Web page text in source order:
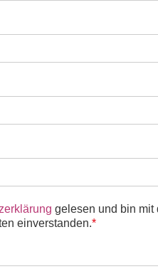
gelesen und bin mit
einverstanden.*